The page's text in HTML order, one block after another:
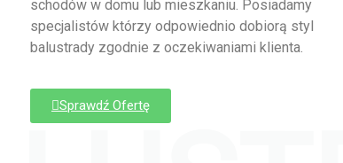
schodów w domu lub mieszkaniu. Posiadamy
specjalistów którzy odpowiednio dobiorą styl
balustrady zgodnie z oczekiwaniami klienta.
Sprawdź Ofertę